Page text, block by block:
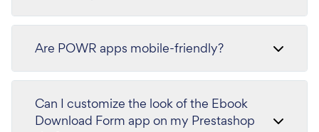
Are POWR apps mobile-friendly?
Can I customize the look of the Ebook
Download Form app on my Prestashop